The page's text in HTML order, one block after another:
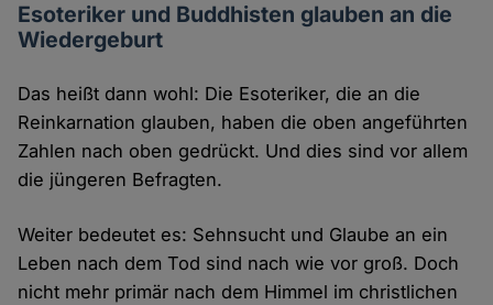
Esoteriker und Buddhisten glauben an die
Wiedergeburt
Das heißt dann wohl: Die Esoteriker, die an die
Reinkarnation glauben, haben die oben angeführten
Zahlen nach oben gedrückt. Und dies sind vor allem
die jüngeren Befragten.
Weiter bedeutet es: Sehnsucht und Glaube an ein
Leben nach dem Tod sind nach wie vor groß. Doch
nicht mehr primär nach dem Himmel im christlichen